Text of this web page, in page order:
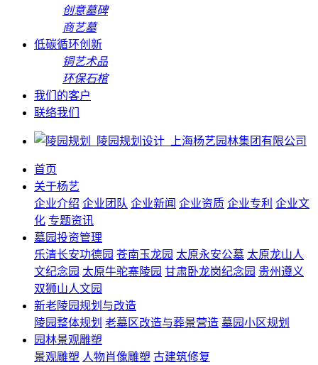
创意墓碑
商艺墓
低碳循环创新
铜艺术品
环保石棺
我们的客户
联络我们
首页
关于杨艺
企业介绍 企业团队 企业新闻 企业资质 企业专利 企业文
化 专题资讯
墓园投资管理
乐清长安功德园 苍南玉龙园 太原永安公墓 太原龙山人
文纪念园 太原牛驼寨陵园 甘肃卧龙岗纪念园 贵州遵义
双狮山人文园
新老陵园规划与改造
陵园整体规划 老墓区改造与葬景营造 墓园小区规划
园林景观雕塑
景观雕塑 人物肖像雕塑 古建筑修复